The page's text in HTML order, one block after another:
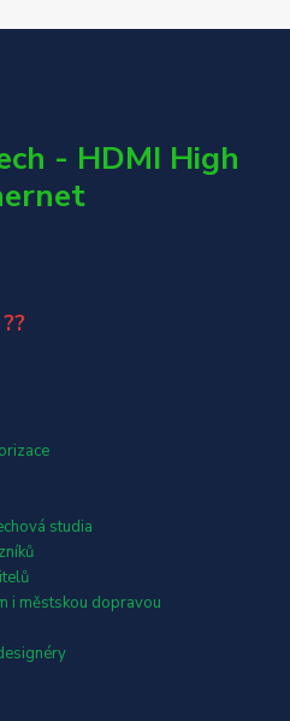
- HDMI High
studia
i městskou dopravou